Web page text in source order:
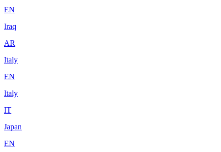
EN
Iraq
AR
Italy
EN
Italy
IT
Japan
EN